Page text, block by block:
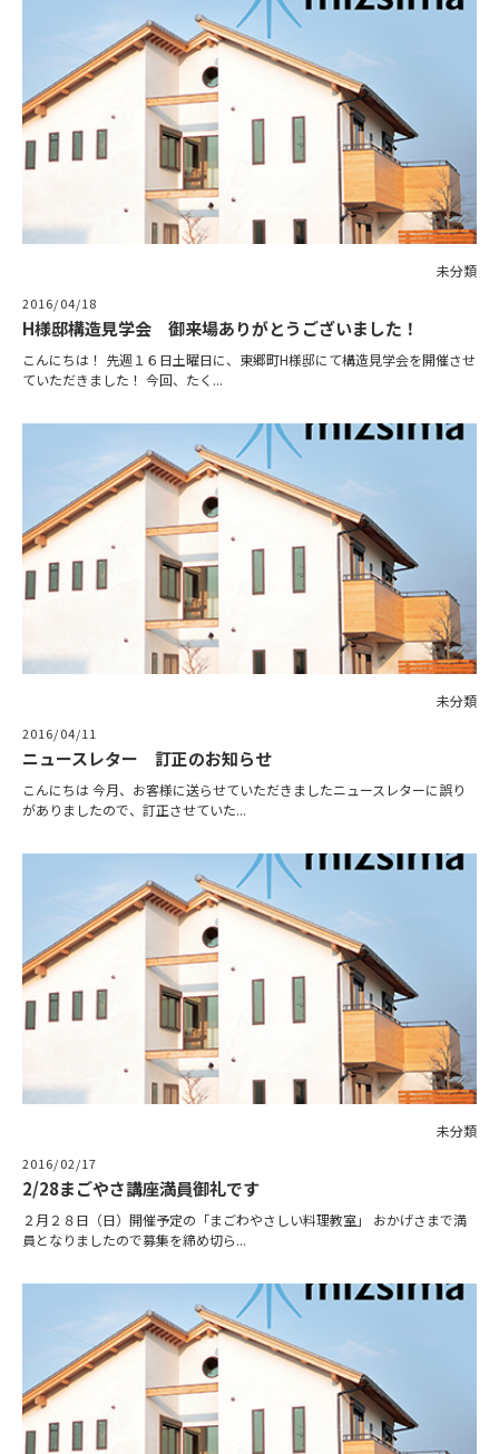
未分類
2016/04/18
H様邸構造見学会 御来場ありがとうございました！
こんにちは！ 先週１６日土曜日に、東郷町H様邸にて構造見学会を開催させ
ていただきました！ 今回、たく...
未分類
2016/04/11
ニュースレター 訂正のお知らせ
こんにちは 今月、お客様に送らせていただきましたニュースレターに誤り
がありましたので、訂正させていた...
未分類
2016/02/17
2/28まごやさ講座満員御礼です
２月２８日（日）開催予定の「まごわやさしい料理教室」 おかげさまで満
員となりましたので募集を締め切ら...